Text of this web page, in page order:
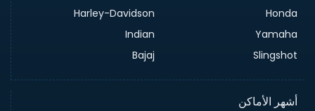
Honda
Harley-Davidson
Yamaha
Indian
Slingshot
Bajaj
أشهر الأماكن